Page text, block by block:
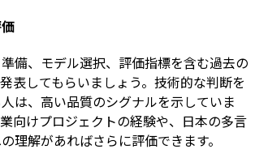
備、モデル選択、評価指標を含む過去の
表してもらいましょう。技術的な判断を
は、高い品質のシグナルを示していま
向けプロジェクトの経験や、日本の多言
理解があればさらに評価できます。